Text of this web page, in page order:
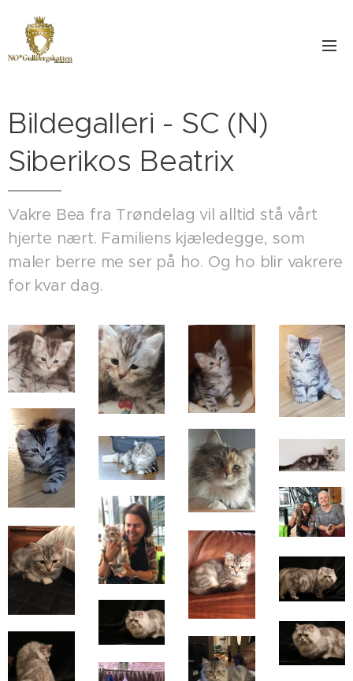
Bildegalleri - SC (N)
Siberikos Beatrix
Vakre Bea fra Trøndelag vil alltid stå vårt
hjerte nært. Familiens kjæledegge, som
maler berre me ser på ho. Og ho blir vakrere
for kvar dag.